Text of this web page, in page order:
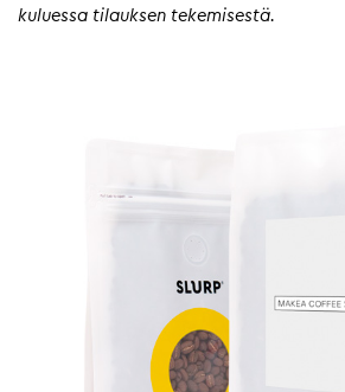
kuluessa tilauksen tekemisestä.